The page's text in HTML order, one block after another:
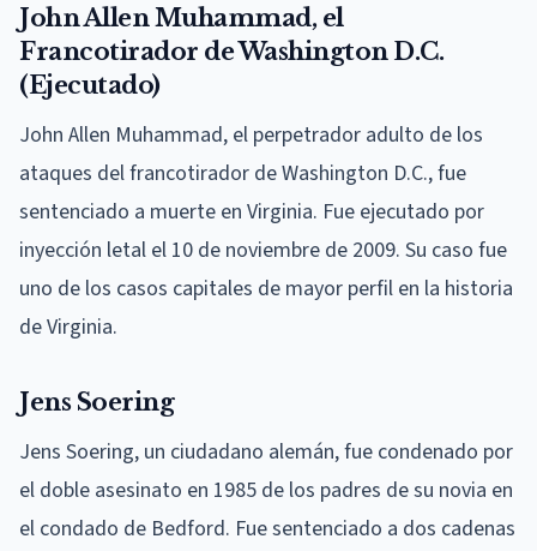
John Allen Muhammad, el
Francotirador de Washington D.C.
(Ejecutado)
John Allen Muhammad, el perpetrador adulto de los
ataques del francotirador de Washington D.C., fue
sentenciado a muerte en Virginia. Fue ejecutado por
inyección letal el 10 de noviembre de 2009. Su caso fue
uno de los casos capitales de mayor perfil en la historia
de Virginia.
Jens Soering
Jens Soering, un ciudadano alemán, fue condenado por
el doble asesinato en 1985 de los padres de su novia en
el condado de Bedford. Fue sentenciado a dos cadenas